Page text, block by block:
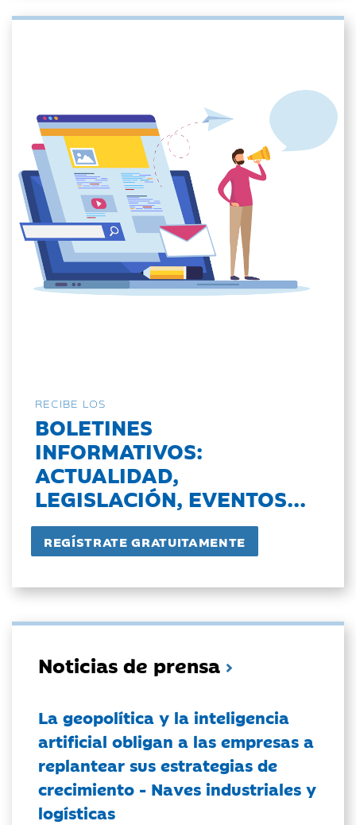
RECIBE LOS
BOLETINES
INFORMATIVOS:
ACTUALIDAD,
LEGISLACIÓN, EVENTOS...
Noticias de prensa
La geopolítica y la inteligencia
artificial obligan a las empresas a
replantear sus estrategias de
crecimiento - Naves industriales y
logísticas